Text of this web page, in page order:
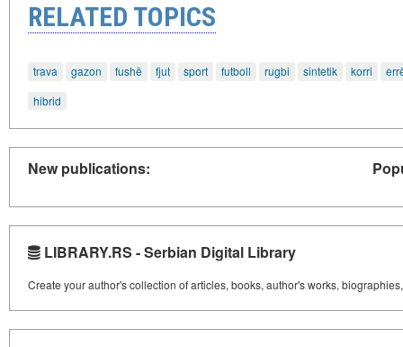
RELATED TOPICS
trava gazon fushë fjut sport futboll rugbi sintetik korri
hibrid
New publications:
LIBRARY.RS - Serbian Digital Library
Create your author's collection of articles, books, author's works,